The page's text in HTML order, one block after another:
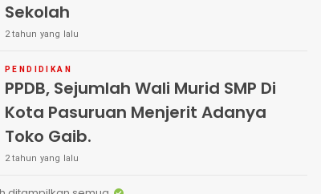
Sekolah
2 tahun yang lalu
PENDIDIKAN
PPDB, Sejumlah Wali Murid SMP Di
Kota Pasuruan Menjerit Adanya
Toko Gaib.
2 tahun yang lalu